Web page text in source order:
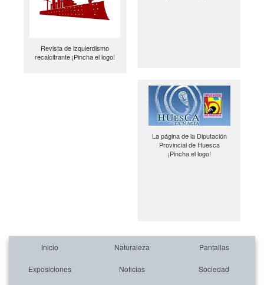
Revista de izquierdismo
recalcitrante ¡Pincha el logo!
La página de la Diputación
Provincial de Huesca
¡Pincha el logo!
Inicio Naturaleza Pantallas
Exposiciones Noticias Sociedad